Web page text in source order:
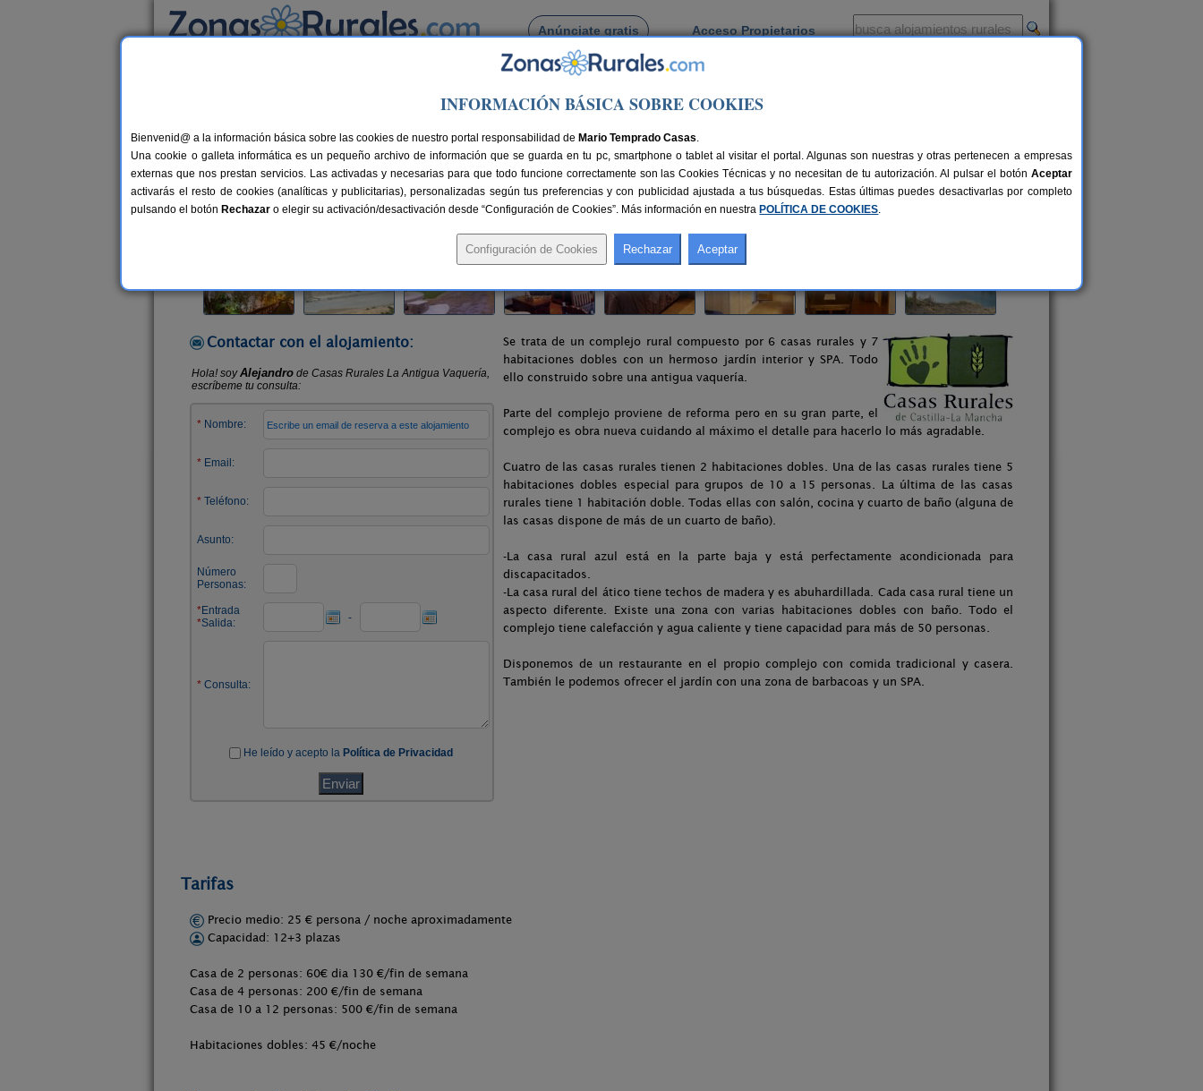
Anúnciate gratis Acceso Propietarios
Busca por pueblo
La Melgosa> Casas Rurales La Antigua Vaquería
Casas Rurales La Antigua Vaquería
Casa Rural en La Melgosa (Cuenca)
Alquiler completo y por habitaciones 12+3 plazas 6 km de Cuenca Compartir:
Contactar con el alojamiento:
Se trata de un complejo rural compuesto por 6 casas rurales y 7
habitaciones dobles con un hermoso jardín interior y SPA. Todo
ello construido sobre una antigua vaquería.
Parte del complejo proviene de reforma pero en su gran parte, el
complejo es obra nueva cuidando al máximo el detalle para hacerlo lo más agradable.
Cuatro de las casas rurales tienen 2 habitaciones dobles. Una de las casas rurales tiene 5
habitaciones dobles especial para grupos de 10 a 15 personas. La última de las casas
rurales tiene 1 habitación doble. Todas ellas con salón, cocina y cuarto de baño (alguna de
las casas dispone de más de un cuarto de baño).
-La casa rural azul está en la parte baja y está perfectamente acondicionada para
discapacitados.
-La casa rural del ático tiene techos de madera y es abuhardillada. Cada casa rural tiene un
aspecto diferente. Existe una zona con varias habitaciones dobles con baño. Todo el
complejo tiene calefacción y agua caliente y tiene capacidad para más de 50 personas.
Disponemos de un restaurante en el propio complejo con comida tradicional y casera.
También le podemos ofrecer el jardín con una zona de barbacoas y un SPA.
Tarifas
Precio medio: 25 € persona / noche aproximadamente
Capacidad: 12+3 plazas
Casa de 2 personas: 60€ dia 130 €/fin de semana
Casa de 4 personas: 200 €/fin de semana
Casa de 10 a 12 personas: 500 €/fin de semana
Habitaciones dobles: 45 €/noche
INFORMACIÓN BÁSICA SOBRE COOKIES
Bienvenid@ a la información básica sobre las cookies de nuestro portal responsabilidad de Mario Temprado Casas.
Una cookie o galleta informática es un pequeño archivo de información que se guarda en tu pc, smartphone o tablet al visitar el portal. Algunas son nuestras y otras pertenecen a empresas
externas que nos prestan servicios. Las activadas y necesarias para que todo funcione correctamente son las Cookies Técnicas y no necesitan de tu autorización. Al pulsar el botón Aceptar
activarás el resto de cookies (analíticas y publicitarias), personalizadas según tus preferencias y con publicidad ajustada a tus búsquedas. Estas últimas puedes desactivarlas por completo
pulsando el botón Rechazar o elegir su activación/desactivación desde “Configuración de Cookies”. Más información en nuestra POLÍTICA DE COOKIES.